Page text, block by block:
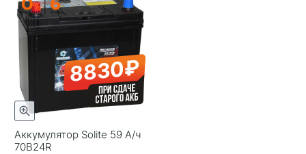
Аккумулятор Solite 59 А/ч
70B24R
8830₽